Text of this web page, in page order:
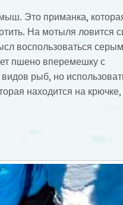
Это приманка,
На мотыля ловится
воспользоваться
пшено вперемешку с
рыб, но
находится на крючке,